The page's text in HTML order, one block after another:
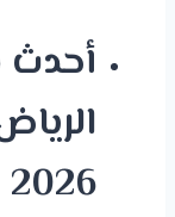
أحدث
2026